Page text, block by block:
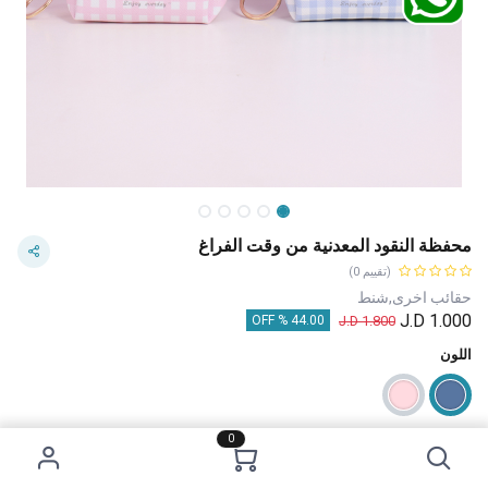
0
محفظة النقود المعدنية من وقت الفراغ
(تقييم 0)
حقائب اخرى,شنط
1.000
1.800
J.D
44.00 % OFF
اللون